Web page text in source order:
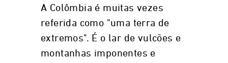
A Colômbia é muitas vezes
referida como "uma terra de
extremos". É o lar de vulcões e
montanhas imponentes e